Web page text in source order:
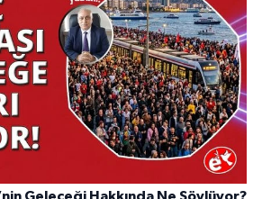
Geleceği Hakkında Ne Söylüyor?